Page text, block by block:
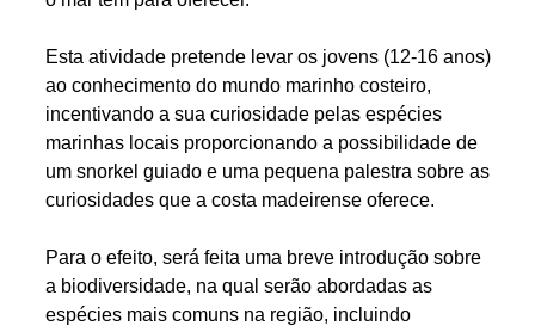
Esta atividade pretende levar os jovens (12-16 anos)
ao conhecimento do mundo marinho costeiro,
incentivando a sua curiosidade pelas espécies
marinhas locais proporcionando a possibilidade de
um snorkel guiado e uma pequena palestra sobre as
curiosidades que a costa madeirense oferece.
Para o efeito, será feita uma breve introdução sobre
a biodiversidade, na qual serão abordadas as
espécies mais comuns na região, incluindo